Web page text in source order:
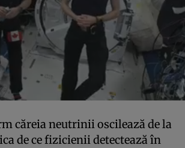
căreia neutrinii oscilează de la
de ce fizicienii detectează în